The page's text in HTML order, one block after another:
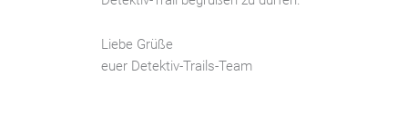
Liebe Grüße
euer Detektiv-Trails-Team